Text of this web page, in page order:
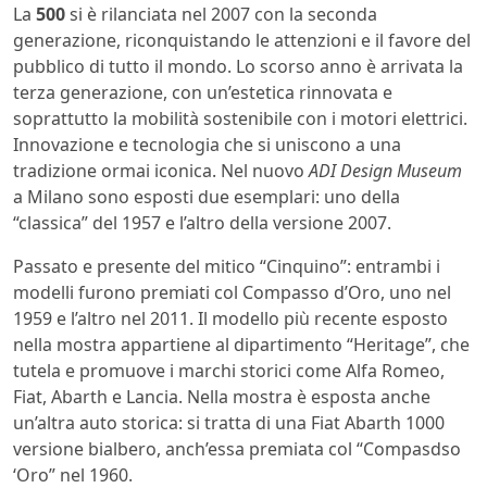
La 500si è rilanciata nel 2007 con la seconda
generazione, riconquistando le attenzioni e il favore del
pubblico di tutto il mondo. Lo scorso anno è arrivata la
terza generazione, con un’estetica rinnovata e
soprattutto la mobilità sostenibile con i motori elettrici.
Innovazione e tecnologia che si uniscono a una
tradizione ormai iconica. Nel nuovoADI Design Museum
a Milano sono esposti due esemplari: uno della
“classica” del 1957 e l’altro della versione 2007.
Passato e presente del mitico “Cinquino”: entrambi i
modelli furono premiati col Compasso d’Oro, uno nel
1959 e l’altro nel 2011. Il modello più recente esposto
nella mostra appartiene al dipartimento “Heritage”, che
tutela e promuove i marchi storici come Alfa Romeo,
Fiat, Abarth e Lancia. Nella mostra è esposta anche
un’altra auto storica: si tratta di una Fiat Abarth 1000
versione bialbero, anch’essa premiata col “Compasdso
‘Oro” nel 1960.